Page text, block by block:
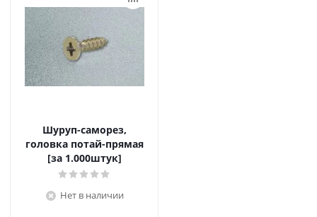
Шуруп-саморез,
головка потай-прямая
[за 1.000штук]
Нет в наличии